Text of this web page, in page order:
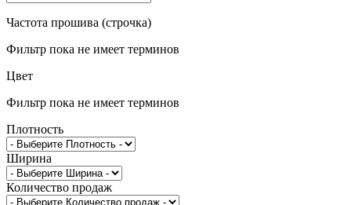
Частота прошива (строчка)
Фильтр пока не имеет терминов
Цвет
Фильтр пока не имеет терминов
Плотность
Ширина
Количество продаж